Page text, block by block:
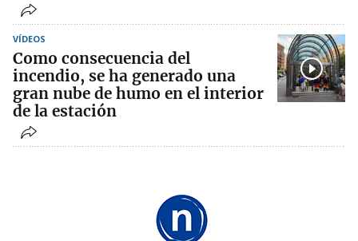
VÍDEOS
Como consecuencia del
incendio, se ha generado una
gran nube de humo en el interior
de la estación